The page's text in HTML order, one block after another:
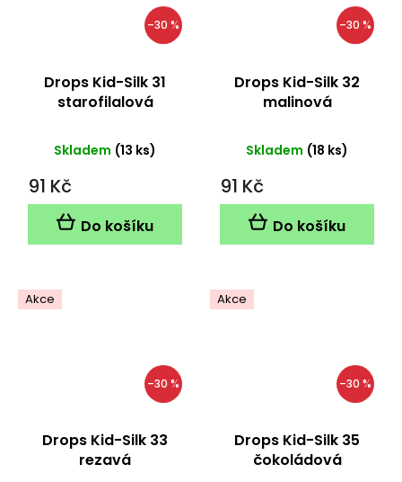
–30 %
Drops Kid-Silk 31
starofilalová
Skladem (13 ks)
91 Kč
Do košíku
–30 %
Drops Kid-Silk 32
malinová
Skladem (18 ks)
91 Kč
Do košíku
Akce
–30 %
Drops Kid-Silk 33
rezavá
Akce
–30 %
Drops Kid-Silk 35
čokoládová